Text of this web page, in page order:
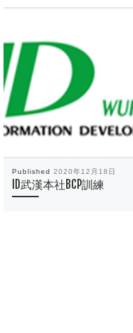
Published 2020年12月18日
ID武漢本社BCP訓練